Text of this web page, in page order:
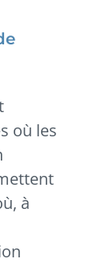
où les
à